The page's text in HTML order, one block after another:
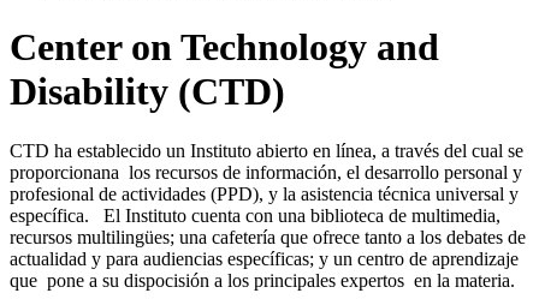
Center on Technology and
Disability (CTD)
CTD ha establecido un Instituto abierto en línea, a través del cual se
proporcionana los recursos de información, el desarrollo personal y
profesional de actividades (PPD), y la asistencia técnica universal y
específica. El Instituto cuenta con una biblioteca de multimedia,
recursos multilingües; una cafetería que ofrece tanto a los debates de
actualidad y para audiencias específicas; y un centro de aprendizaje
que pone a su dispocisión a los principales expertos en la materia.